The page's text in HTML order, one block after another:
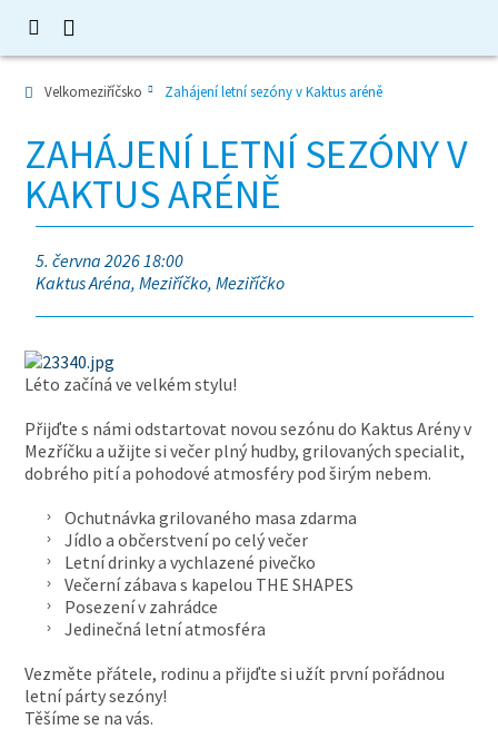
Velkomeziříčsko Zahájení letní sezóny v Kaktus aréně
ZAHÁJENÍ LETNÍ SEZÓNY V
KAKTUS ARÉNĚ
5. června 2026 18:00
Kaktus Aréna, Meziříčko, Meziříčko
Léto začíná ve velkém stylu!
Přijďte s námi odstartovat novou sezónu do Kaktus Arény v
Mezříčku a užijte si večer plný hudby, grilovaných specialit,
dobrého pití a pohodové atmosféry pod širým nebem.
Ochutnávka grilovaného masa zdarma
Jídlo a občerstvení po celý večer
Letní drinky a vychlazené pivečko
Večerní zábava s kapelou THE SHAPES
Posezení v zahrádce
Jedinečná letní atmosféra
Vezměte přátele, rodinu a přijďte si užít první pořádnou
letní párty sezóny!
Těšíme se na vás.